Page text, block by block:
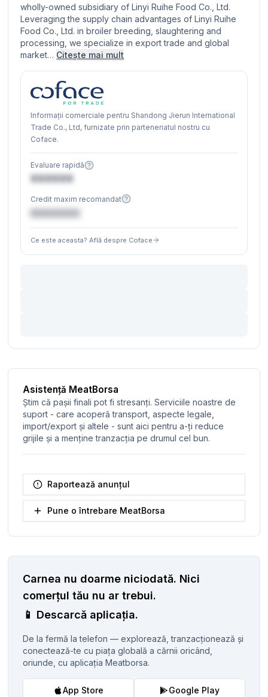
wholly-owned subsidiary of Linyi Ruihe Food Co., Ltd.
Leveraging the supply chain advantages of Linyi Ruihe
Food Co., Ltd. in broiler breeding, slaughtering and
processing, we specialize in export trade and global
market… Citește mai mult
Informații comerciale pentru Shandong Jierun International
Trade Co., Ltd, furnizate prin parteneriatul nostru cu
Coface.
Evaluare rapidă
XXXXXX
Credit maxim recomandat
Ce este aceasta? Află despre Coface
Asistență MeatBorsa
Știm că pașii finali pot fi stresanți. Serviciile noastre de
suport - care acoperă transport, aspecte legale,
import/export și altele - sunt aici pentru a-ți reduce
grijile și a menține tranzacția pe drumul cel bun.
Raportează anunțul
Pune o întrebare MeatBorsa
Carnea nu doarme niciodată. Nici
comerțul tău nu ar trebui.
📱 Descarcă aplicația.
De la fermă la telefon — explorează, tranzacționează și
conectează-te cu piața globală a cărnii oricând,
oriunde, cu aplicația Meatborsa.
App Store Google Play